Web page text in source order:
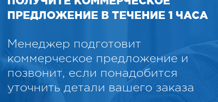
ПРЕДЛОЖЕНИЕ В ТЕЧЕНИЕ 1 ЧАСА
Менеджер подготовит
коммерческое предложение и
позвонит, если понадобится
уточнить детали вашего заказа